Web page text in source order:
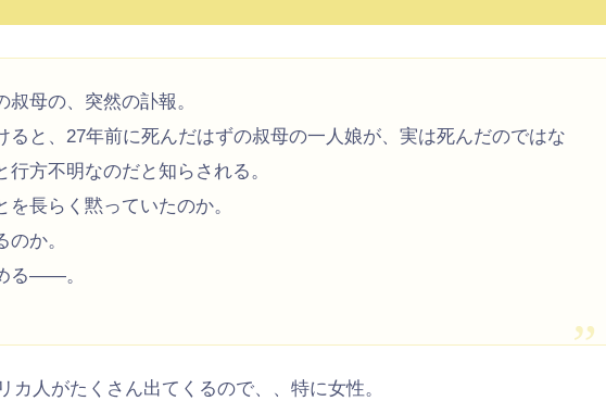
叔母の、突然の訃報。
ると、27年前に死んだはずの叔母の一人娘が、実は死んだのではな
行方不明なのだと知らされる。
を長らく黙っていたのか。
か。
る――。
カ人がたくさん出てくるので、、特に女性。